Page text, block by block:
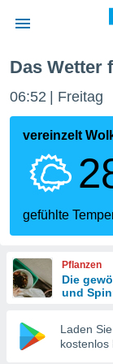
wurde
dass
sind.
diese
Das Wetter
06:52 Freitag
vereinzelt
gefühlte
Pflanzen
Die
und
Laden
kostenlos